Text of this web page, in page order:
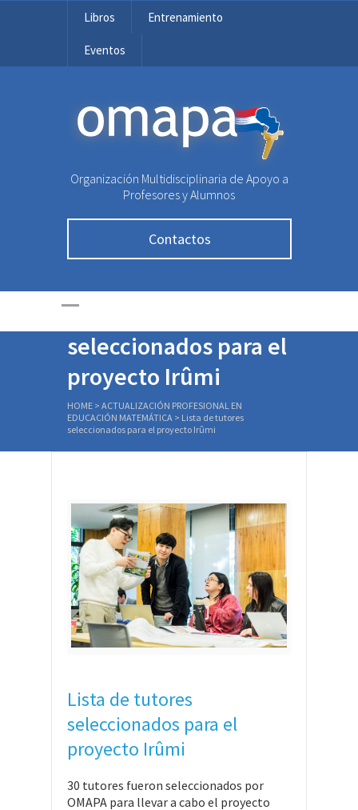
Libros Entrenamiento
Eventos
OMAPA
Organización Multidisciplinaria de Apoyo a
Profesores y Alumnos
Contactos
Lista de tutores
seleccionados para el
proyecto Irûmi
HOME > ACTUALIZACIÓN PROFESIONAL EN
EDUCACIÓN MATEMÁTICA > Lista de tutores
seleccionados para el proyecto Irûmi
Lista de tutores
seleccionados para el
proyecto Irûmi
30 tutores fueron seleccionados por
OMAPA para llevar a cabo el proyecto